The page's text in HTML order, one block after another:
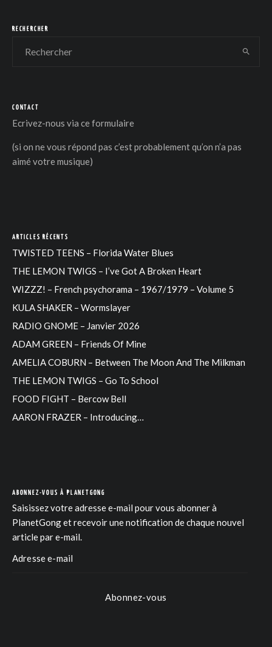
RECHERCHER
CONTACT
Ecrivez-nous via ce formulaire
(si on ne vous répond pas c’est probablement qu’on n’a pas
aimé votre musique)
ARTICLES RÉCENTS
TWISTED TEENS – Florida Water Blues
THE LEMON TWIGS – I’ve Got A Broken Heart
WIZZZ! – French psychorama – 1967/1979 – Volume 5
KULA SHAKER – Wormslayer
RADIO GNOME – Janvier 2026
ADAM GREEN – Friends Of Mine
AMELIA COBURN – Between The Moon And The Milkman
THE LEMON TWIGS – Go To School
FOOD FIGHT – Bercow Bell
AARON FRAZER – Introducing…
ABONNEZ-VOUS À PLANETGONG
Saisissez votre adresse e-mail pour vous abonner à
PlanetGong et recevoir une notification de chaque nouvel
article par e-mail.
Abonnez-vous